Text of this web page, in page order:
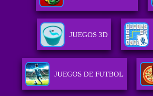
JUEGOS 3D
JUEGOS DE FUTBOL